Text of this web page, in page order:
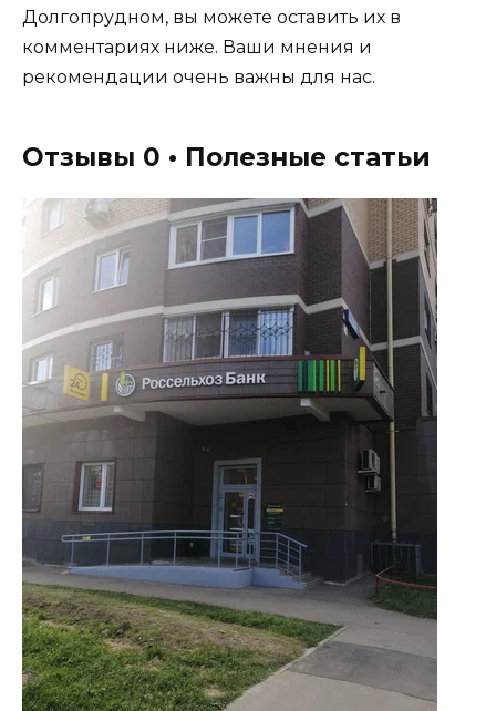
Долгопрудном, вы можете оставить их в
комментариях ниже. Ваши мнения и
рекомендации очень важны для нас.
Отзывы 0 • Полезные статьи